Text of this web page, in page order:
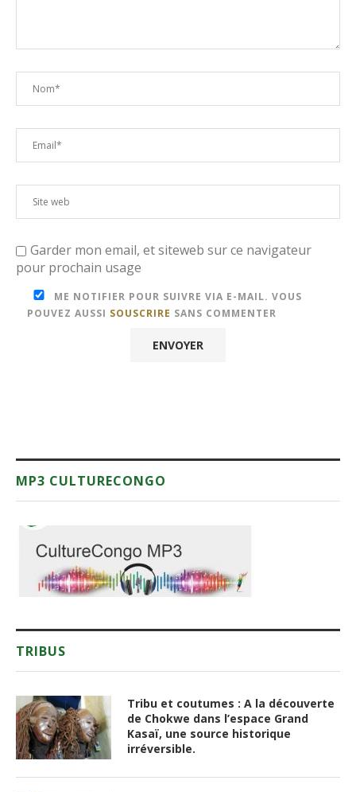
Garder mon email, et siteweb sur ce navigateur
pour prochain usage
ME NOTIFIER POUR SUIVRE VIA E-MAIL. VOUS
POUVEZ AUSSI SOUSCRIRE SANS COMMENTER
MP3 CULTURECONGO
TRIBUS
Tribu et coutumes : A la découverte
de Chokwe dans l’espace Grand
Kasaï, une source historique
irréversible.